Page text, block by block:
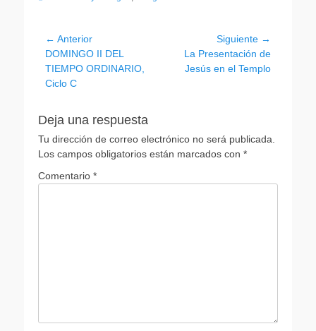
Navegación
de
entradas
← Anterior
Entrada
anterior:
DOMINGO II DEL
TIEMPO ORDINARIO,
Ciclo C
Siguiente →
Entrada
siguiente:
La Presentación de
Jesús en el Templo
Deja una respuesta
Tu dirección de correo electrónico no será publicada.
Los campos obligatorios están marcados con *
Comentario *